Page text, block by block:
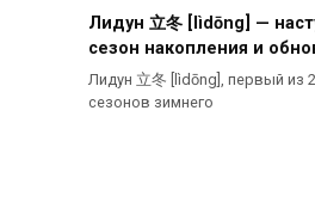
Лидун 立冬 [lìdōng] —
сезон накопления и
Лидун 立冬 [lìdōng], первый из
сезонов зимнего